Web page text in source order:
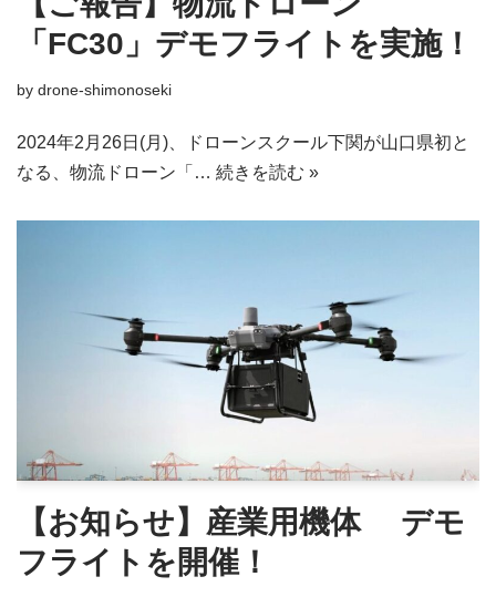
「FC30」デモフライトを実施！
by drone-shimonoseki
2024年2月26日(月)、ドローンスクール下関が山口県初と
なる、物流ドローン「… 続きを読む »
【お知らせ】産業用機体 デモ
フライトを開催！